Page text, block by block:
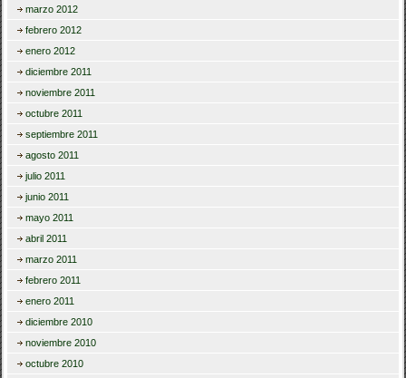
marzo 2012
febrero 2012
enero 2012
diciembre 2011
noviembre 2011
octubre 2011
septiembre 2011
agosto 2011
julio 2011
junio 2011
mayo 2011
abril 2011
marzo 2011
febrero 2011
enero 2011
diciembre 2010
noviembre 2010
octubre 2010